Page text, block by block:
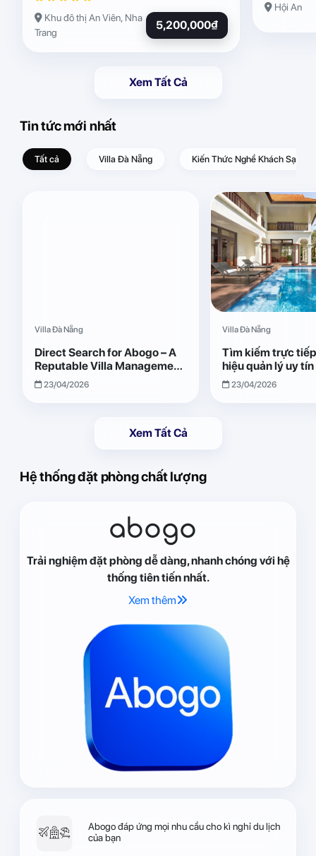
Khu đô thị An Viên, Nha
Trang
5,200,000₫
Hội An
Xem Tất Cả
Tin tức mới nhất
Tất cả Villa Đà Nẵng Kiến Thức Nghề Khách Sạn –
Villa Đà Nẵng
Direct Search for Abogo – A
Reputable Villa Management
Brand with Transparent and
Effective Operations
23/04/2026
Villa Đà Nẵng
Tìm kiếm trực
hiệu quản lý uy
Giải pháp vận
quả, minh bạch
23/04/2026
Xem Tất Cả
Hệ thống đặt phòng chất lượng
abogo
Trải nghiệm đặt phòng dễ dàng, nhanh chóng với hệ
thống tiên tiến nhất.
Xem thêm
Abogo đáp ứng mọi nhu cầu cho kì nghỉ du lịch
của bạn